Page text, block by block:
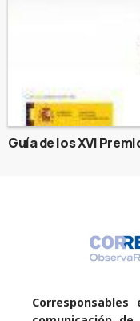
Guía de los XVI